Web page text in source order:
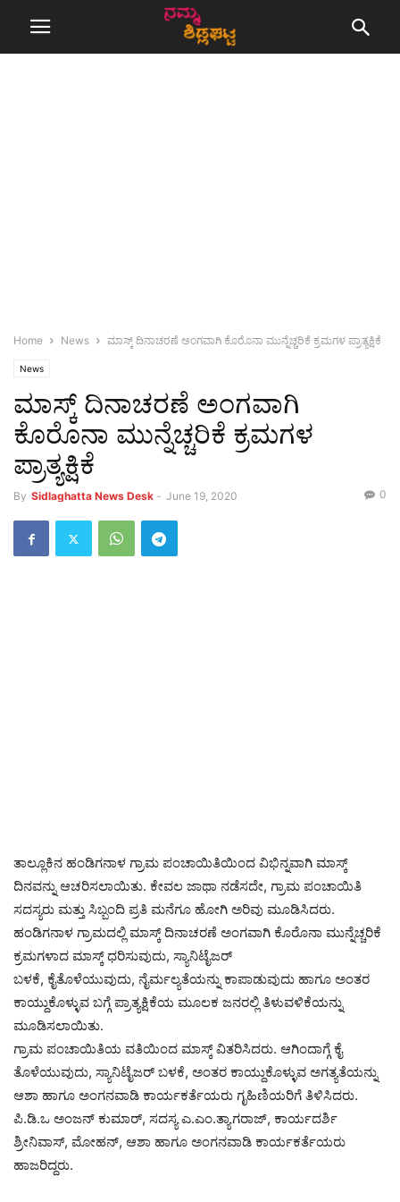
Home News ಮಾಸ್ಕ್ ದಿನಾಚರಣೆ ಅಂಗವಾಗಿ ಕೊರೊನಾ ಮುನ್ನೆಚ್ಚರಿಕೆ ಕ್ರಮಗಳ ಪ್ರಾತ್ಯಕ್ಷಿಕೆ
News
ಮಾಸ್ಕ್ ದಿನಾಚರಣೆ ಅಂಗವಾಗಿ
ಕೊರೊನಾ ಮುನ್ನೆಚ್ಚರಿಕೆ ಕ್ರಮಗಳ
ಪ್ರಾತ್ಯಕ್ಷಿಕೆ
By Sidlaghatta News Desk - June 19, 2020 0
ತಾಲ್ಲೂಕಿನ ಹಂಡಿಗನಾಳ ಗ್ರಾಮ ಪಂಚಾಯಿತಿಯಿಂದ ವಿಭಿನ್ನವಾಗಿ ಮಾಸ್ಕ್
ದಿನವನ್ನು ಆಚರಿಸಲಾಯಿತು. ಕೇವಲ ಜಾಥಾ ನಡೆಸದೇ, ಗ್ರಾಮ ಪಂಚಾಯಿತಿ
ಸದಸ್ಯರು ಮತ್ತು ಸಿಬ್ಬಂದಿ ಪ್ರತಿ ಮನೆಗೂ ಹೋಗಿ ಅರಿವು ಮೂಡಿಸಿದರು.
ಹಂಡಿಗನಾಳ ಗ್ರಾಮದಲ್ಲಿ ಮಾಸ್ಕ್ ದಿನಾಚರಣೆ ಅಂಗವಾಗಿ ಕೊರೊನಾ ಮುನ್ನೆಚ್ಚರಿಕೆ
ಕ್ರಮಗಳಾದ ಮಾಸ್ಕ್ ಧರಿಸುವುದು, ಸ್ಯಾನಿಟೈಜರ್
ಬಳಕೆ, ಕೈತೊಳೆಯುವುದು, ನೈರ್ಮಲ್ಯತೆಯನ್ನು ಕಾಪಾಡುವುದು ಹಾಗೂ ಅಂತರ
ಕಾಯ್ದುಕೊಳ್ಳುವ ಬಗ್ಗೆ ಪ್ರಾತ್ಯಕ್ಷಿಕೆಯ ಮೂಲಕ ಜನರಲ್ಲಿ ತಿಳುವಳಿಕೆಯನ್ನು
ಮೂಡಿಸಲಾಯಿತು.
ಗ್ರಾಮ ಪಂಚಾಯಿತಿಯ ವತಿಯಿಂದ ಮಾಸ್ಕ್ ವಿತರಿಸಿದರು. ಆಗಿಂದಾಗ್ಗೆ ಕೈ
ತೊಳೆಯುವುದು, ಸ್ಯಾನಿಟೈಜರ್ ಬಳಕೆ, ಅಂತರ ಕಾಯ್ದುಕೊಳ್ಳುವ ಅಗತ್ಯತೆಯನ್ನು
ಆಶಾ ಹಾಗೂ ಅಂಗನವಾಡಿ ಕಾರ್ಯಕರ್ತೆಯರು ಗೃಹಿಣಿಯರಿಗೆ ತಿಳಿಸಿದರು.
ಪಿ.ಡಿ.ಒ ಅಂಜನ್ ಕುಮಾರ್, ಸದಸ್ಯ ಎ.ಎಂ.ತ್ಯಾಗರಾಜ್, ಕಾರ್ಯದರ್ಶಿ
ಶ್ರೀನಿವಾಸ್, ಮೋಹನ್, ಆಶಾ ಹಾಗೂ ಅಂಗನವಾಡಿ ಕಾರ್ಯಕರ್ತೆಯರು
ಹಾಜರಿದ್ದರು.